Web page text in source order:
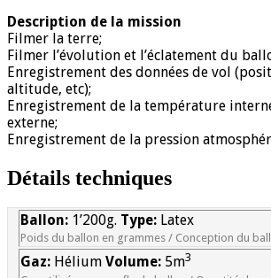
Description de la mission
Filmer la terre;
Filmer l’évolution et l’éclatement du
Enregistrement des données de vol
altitude, etc);
Enregistrement de la température
externe;
Enregistrement de la pression
Détails techniques
Ballon: 1’200g. Type: Latex
Poids du ballon en grammes / Conception du
Gaz: Hélium Volume: 5m3